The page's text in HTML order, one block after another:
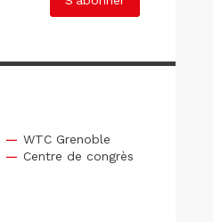
WTC Grenoble
Centre de congrès